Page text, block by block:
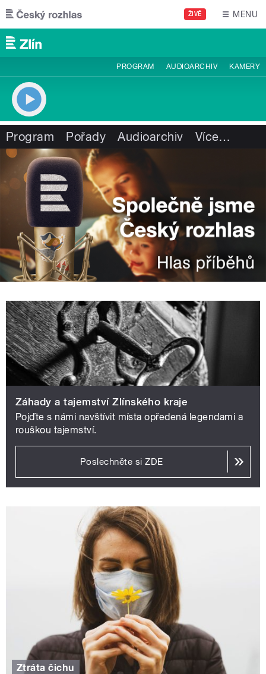
Přejít k hlavnímu obsahu
ŽIVĚ MENU
PROGRAM AUDIOARCHIV KAMERY
Program Pořady Audioarchiv Více…
Záhady a tajemství Zlínského kraje
Pojďte s námi navštívit místa opředená legendami a
rouškou tajemství.
Poslechněte si ZDE
Ztráta čichu